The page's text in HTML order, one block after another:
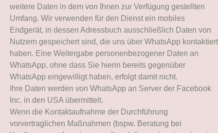
weitere Daten in dem von Ihnen zur Verfügung gestellten
Umfang. Wir verwenden für den Dienst ein mobiles
Endgerät, in dessen Adressbuch ausschließlich Daten von
Nutzern gespeichert sind, die uns über WhatsApp kontaktiert
haben. Eine Weitergabe personenbezogener Daten an
WhatsApp, ohne dass Sie hierin bereits gegenüber
WhatsApp eingewilligt haben, erfolgt damit nicht.
Ihre Daten werden von WhatsApp an Server der Facebook
Inc. in den USA übermittelt.
Wenn die Kontaktaufnahme der Durchführung
vorvertraglichen Maßnahmen (bspw. Beratung bei